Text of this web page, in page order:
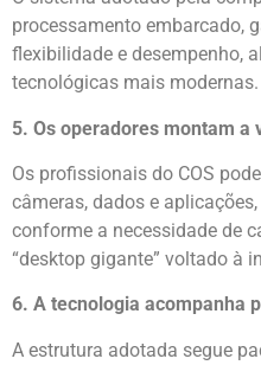
processamento embarcado,
flexibilidade e desempenho,
tecnológicas mais modernas.
5. Os operadores montam
Os profissionais do COS
câmeras, dados e
conforme a necessidade de
“desktop gigante” voltado à
6. A tecnologia acompanha
A estrutura adotada segue